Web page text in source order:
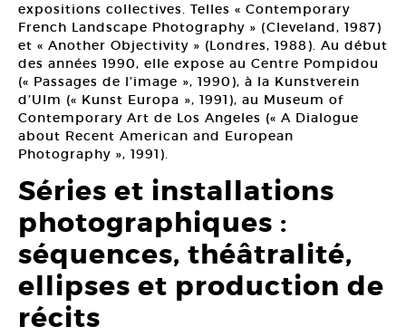
expositions collectives. Telles « Contemporary
French Landscape Photography » (Cleveland, 1987)
et « Another Objectivity » (Londres, 1988). Au début
des années 1990, elle expose au Centre Pompidou
(« Passages de l’image », 1990), à la Kunstverein
d’Ulm (« Kunst Europa », 1991), au Museum of
Contemporary Art de Los Angeles (« A Dialogue
about Recent American and European
Photography », 1991).
Séries et installations
photographiques :
séquences, théâtralité,
ellipses et production de
récits